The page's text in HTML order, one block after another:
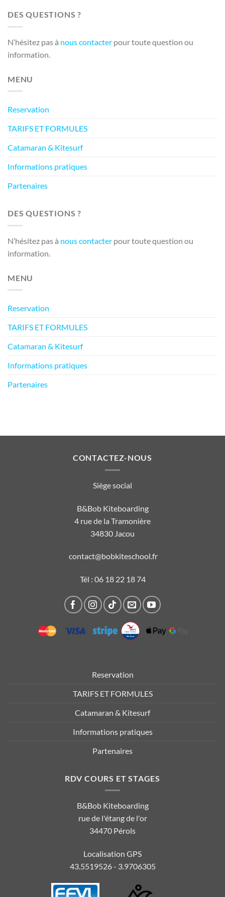
DES QUESTIONS ?
N’hésitez pas à nous contacter pour toute question ou
information.
MENU
Reservation
TARIFS ET FORMULES
Catamaran & Kitesurf
Informations pratiques
Partenaires
DES QUESTIONS ?
N’hésitez pas à nous contacter pour toute question ou
information.
MENU
Reservation
TARIFS ET FORMULES
Catamaran & Kitesurf
Informations pratiques
Partenaires
CONTACTEZ-NOUS
Siège social
B&Bob Kiteboarding
4 rue de la Tramonière
34830 Jacou
contact@bobkiteschool.fr
Tél : 06 18 22 18 74
Reservation
TARIFS ET FORMULES
Catamaran & Kitesurf
Informations pratiques
Partenaires
RDV COURS ET STAGES
B&Bob Kiteboarding
rue de l'étang de l'or
34470 Pérols
Localisation GPS
43.5519526 - 3.9706305